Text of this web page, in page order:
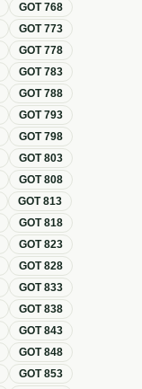
GOT768
GOT773
GOT778
GOT783
GOT788
GOT793
GOT798
GOT803
GOT808
GOT813
GOT818
GOT823
GOT828
GOT833
GOT838
GOT843
GOT848
GOT853